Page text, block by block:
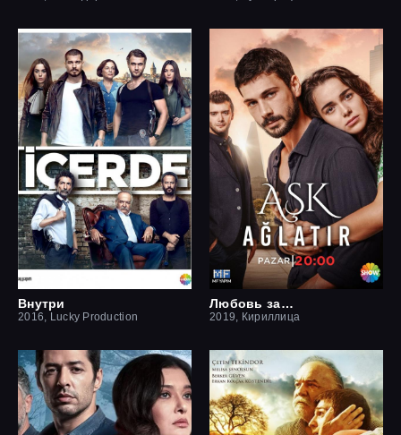
Внутри
2016, Lucky Production
Любовь заставит плакать
2019, Кириллица